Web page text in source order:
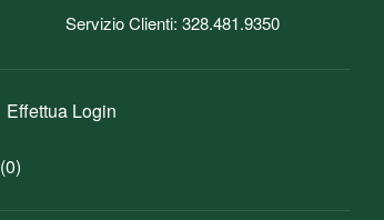
Servizio Clienti: 328.481.9350
Effettua Login
(0)